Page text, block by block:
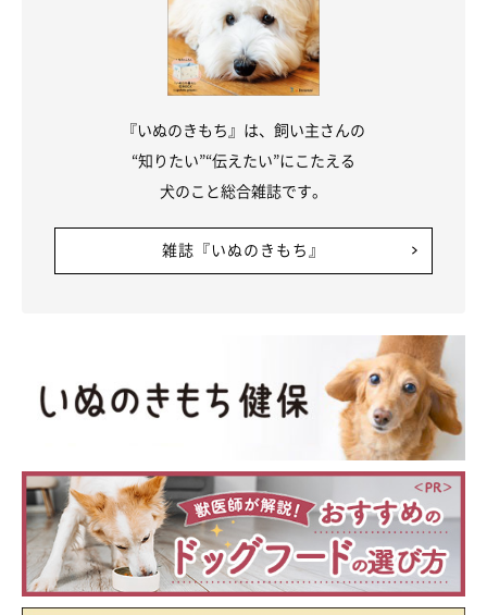
『いぬのきもち』は、飼い主さんの
“知りたい”“伝えたい”にこたえる
犬のこと総合雑誌です。
雑誌『いぬのきもち』